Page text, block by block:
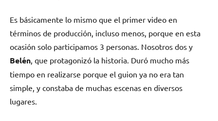
Es básicamente lo mismo que el primer video en
términos de producción, incluso menos, porque en esta
ocasión solo participamos 3 personas. Nosotros dos y
Belén, que protagonizó la historia. Duró mucho más
tiempo en realizarse porque el guion ya no era tan
simple, y constaba de muchas escenas en diversos
lugares.